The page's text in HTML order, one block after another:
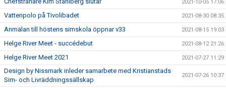
2021-10-05 17:06
Vattenpolo på Tivolibadet 2021-08-30 08:35
Anmälan till höstens simskola öppnar v33 2021-08-15 19:03
Helge River Meet - succédebut 2021-08-12 21:26
Helge River Meet 2021 2021-07-27 11:29
Design by Nissmark inleder samarbete med Kristianstads
Sim- och Livräddningssällskap
2021-07-26 10:37